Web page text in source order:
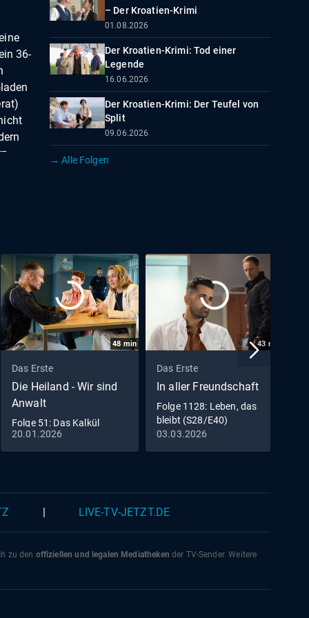
36-
ihn
fällt
weder
– Der Kroatien-Krimi
01.08.2026
Der Kroatien-Krimi: Tod einer
Legende
16.06.2026
Der Kroatien-Krimi: Der Teufel von
Split
09.06.2026
→ Alle Folgen
48 min
Das Erste
Die Heiland - Wir sind
Anwalt
Folge 51: Das Kalkül
20.01.2026
43 min
Das Erste
In aller Freundschaft
Folge 1128: Leben, das
bleibt (S28/E40)
03.03.2026
LIVE-TV-JETZT.DE
zu den offiziellen und legalen Mediatheken der TV-Sender. Weitere